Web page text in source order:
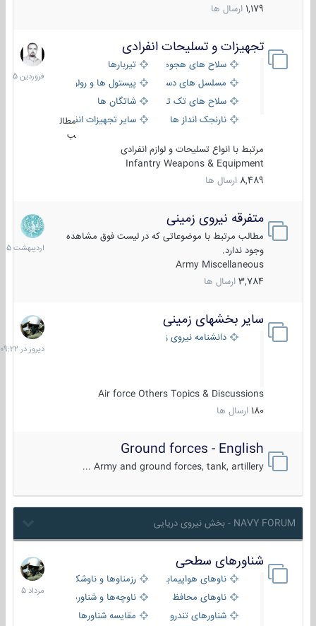
1,179 ارسال ها
تجهیزات و تسلیحات انفرادی
سلاح های هجومی
تیربارها
مسلسل های دستی
پیستول ها و رولورها
سلاح های تک تیر اندازیشاتگان ها
نارنجک انداز ها
سایر تجهیزات انفرادی
مطال
ب
مرتبط با انواع تسلیحات و لوازم انفرادی
Infantry Weapons & Equipment
8,489 ارسال ها
17
فروردین
1405
متفرقه نیروی زمینی
مطالب مرتبط با موضوعاتی که در لیست فوق مشاهده
وجود ندارد.
Army Miscellaneous
3,784 ارسال ها
27
1405
سایر بخشهای زمینی
دانشنامه نیروی زمینی
Air force Others Topics & Discussions
180 ارسال ها
دیروز
در
09:22
Ground forces - English
Army and ground forces, tank, artillery ...
NAVY FORUM - بخش نیروی دریایی
شناورهای سطحی
ناوهای هواپیمابر و بالگرد بررزمناوها و ناوشکن‌ها
ناوهای محافظ
ناوچه‌ها و شناورهای گشتی
شناورهای تندرو
مقایسه شناورها
2
مرداد
1405